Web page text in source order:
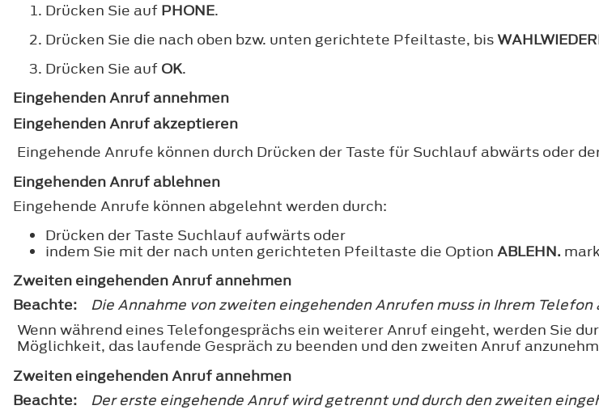
Drücken Sie auf PHONE.
Drücken Sie die nach oben bzw. unten gerichtete Pfeiltaste, bis
Drücken Sie auf OK.
Eingehenden Anruf annehmen
Eingehenden Anruf akzeptieren
Eingehende Anrufe können durch Drücken der Taste für Suchlauf abwärts oder
Eingehenden Anruf ablehnen
Eingehende Anrufe können abgelehnt werden durch:
Drücken der Taste Suchlauf aufwärts oder
indem Sie mit der nach unten gerichteten Pfeiltaste die Option ABLEHN.
Zweiten eingehenden Anruf annehmen
Beachte:
Die Annahme von zweiten eingehenden Anrufen muss in Ihrem
Wenn während eines Telefongesprächs ein weiterer Anruf eingeht, werden Sie
Möglichkeit, das laufende Gespräch zu beenden und den zweiten Anruf
Zweiten eingehenden Anruf annehmen
Beachte:
Der erste eingehende Anruf wird getrennt und durch den zweiten